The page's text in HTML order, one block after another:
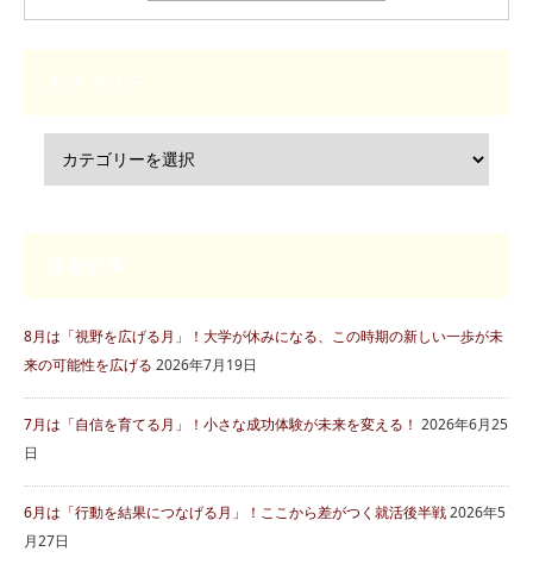
8月は「視野を広げる月」！大学が休みになる、この時期の新しい一歩が未
来の可能性を広げる 2026年7月19日
7月は「自信を育てる月」！小さな成功体験が未来を変える！ 2026年6月25
日
6月は「行動を結果につなげる月」！ここから差がつく就活後半戦2026年5
月27日